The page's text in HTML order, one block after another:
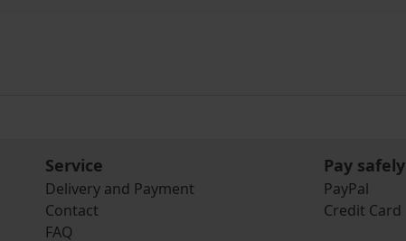
Service
Delivery and Payment
Contact
FAQ
Pay safely
PayPal
Credit Card